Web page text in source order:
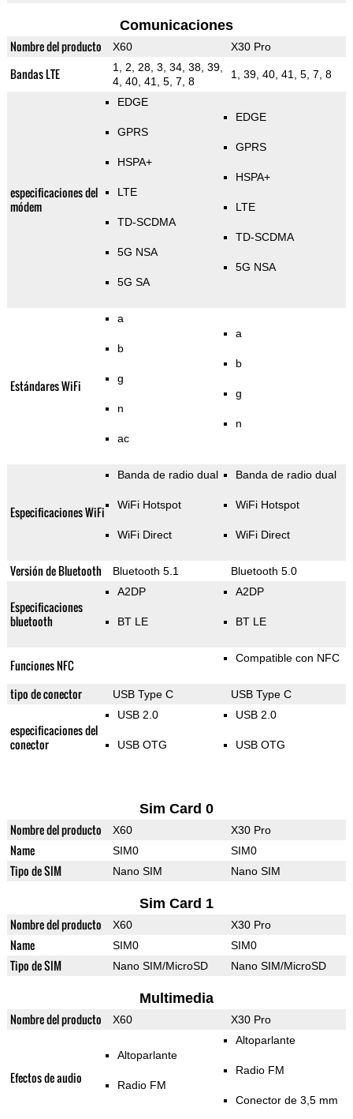
Comunicaciones
Nombre del producto X60 X30 Pro
Bandas LTE
1, 2, 28, 3, 34, 38, 39,
4, 40, 41, 5, 7, 8
1, 39, 40, 41, 5, 7, 8
especificaciones del
módem
EDGE
GPRS
HSPA+
LTE
TD-SCDMA
5G NSA
5G SA
EDGE
GPRS
HSPA+
LTE
TD-SCDMA
5G NSA
Estándares WiFi
a
b
g
n
ac
a
b
g
n
Especificaciones WiFi
Banda de radio dual
WiFi Hotspot
WiFi Direct
Banda de radio dual
WiFi Hotspot
WiFi Direct
Versión de Bluetooth Bluetooth 5.1 Bluetooth 5.0
Especificaciones
bluetooth
A2DP
BT LE
A2DP
BT LE
Funciones NFC Compatible con NFC
tipo de conector USB Type C USB Type C
especificaciones del
conector
USB 2.0
USB OTG
USB 2.0
USB OTG
Sim Card 0
Nombre del producto X60 X30 Pro
Name SIM0 SIM0
Tipo de SIM Nano SIM Nano SIM
Sim Card 1
Nombre del producto X60 X30 Pro
Name SIM0 SIM0
Tipo de SIM Nano SIM/MicroSD Nano SIM/MicroSD
Multimedia
Nombre del producto X60 X30 Pro
Efectos de audio
Altoparlante
Radio FM
Altoparlante
Radio FM
Conector de 3,5 mm